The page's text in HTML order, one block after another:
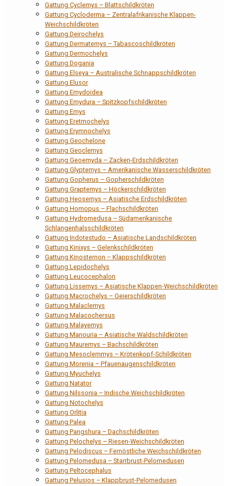
Gattung Cyclemys – Blattschildkröten
Gattung Cycloderma – Zentralafrikanische Klappen-
Weichschildkröten
Gattung Deirochelys
Gattung Dermatemys – Tabascoschildkröten
Gattung Dermochelys
Gattung Dogania
Gattung Elseya – Australische Schnappschildkröten
Gattung Elusor
Gattung Emydoidea
Gattung Emydura – Spitzkopfschildkröten
Gattung Emys
Gattung Eretmochelys
Gattung Erymnochelys
Gattung Geochelone
Gattung Geoclemys
Gattung Geoemyda – Zacken-Erdschildkröten
Gattung Glyptemys – Amerikanische Wasserschildkröten
Gattung Gopherus – Gopherschildkröten
Gattung Graptemys – Höckerschildkröten
Gattung Heosemys – Asiatische Erdschildkröten
Gattung Homopus – Flachschildkröten
Gattung Hydromedusa – Südamerikanische
Schlangenhalsschildkröten
Gattung Indotestudo – Asiatische Landschildkröten
Gattung Kinixys – Gelenkschildkröten
Gattung Kinosternon – Klappschildkröten
Gattung Lepidochelys
Gattung Leucocephalon
Gattung Lissemys – Asiatische Klappen-Weichschildkröten
Gattung Macrochelys – Geierschildkröten
Gattung Malaclemys
Gattung Malacochersus
Gattung Malayemys
Gattung Manouria – Asiatische Waldschildkröten
Gattung Mauremys – Bachschildkröten
Gattung Mesoclemmys – Krötenkopf-Schildkröten
Gattung Morenia – Pfauenaugenschildkröten
Gattung Myuchelys
Gattung Natator
Gattung Nilssonia – Indische Weichschildkröten
Gattung Notochelys
Gattung Orlitia
Gattung Palea
Gattung Pangshura – Dachschildkröten
Gattung Pelochelys – Riesen-Weichschildkröten
Gattung Pelodiscus – Fernöstliche Weichschildkröten
Gattung Pelomedusa – Starrbrust-Pelomedusen
Gattung Peltocephalus
Gattung Pelusios – Klappbrust-Pelomedusen